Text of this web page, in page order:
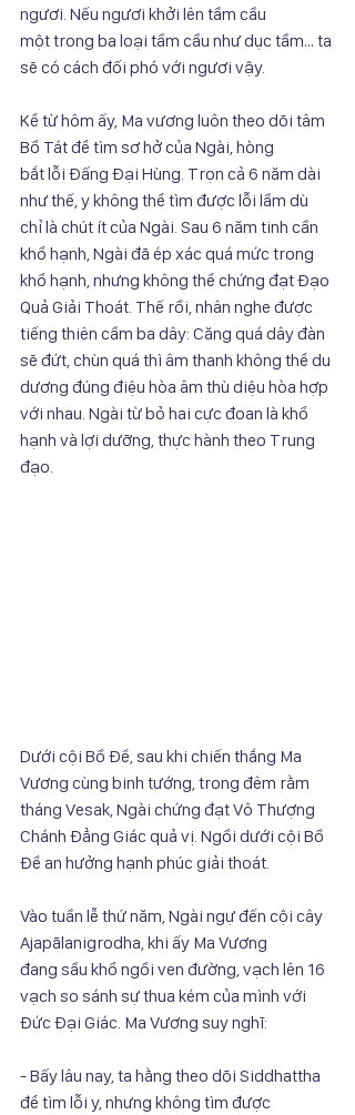
ngươi. Nếu ngươi khởi lên tầm cầu
một trong ba loại tầm cầu như dục tầm… ta
sẽ có cách đối phó với ngươi vậy.
Kể từ hôm ấy, Ma vương luôn theo dõi tâm
Bồ Tát để tìm sơ hở của Ngài, hòng
bắt lỗi Đấng Đại Hùng. Trọn cả 6 năm dài
như thế, y không thể tìm được lỗi lầm dù
chỉ là chút ít của Ngài. Sau 6 năm tinh cần
khổ hạnh, Ngài đã ép xác quá mức trong
khổ hạnh, nhưng không thể chứng đạt Đạo
Quả Giải Thoát. Thế rồi, nhân nghe được
tiếng thiên cầm ba dây: Căng quá dây đàn
sẽ đứt, chùn quá thì âm thanh không thể du
dương đúng điệu hòa âm thù diệu hòa hợp
với nhau. Ngài từ bỏ hai cực đoan là khổ
hạnh và lợi dưỡng, thực hành theo Trung
đạo.
Dưới cội Bồ Đề, sau khi chiến thắng Ma
Vương cùng binh tướng, trong đêm rằm
tháng Vesak, Ngài chứng đạt Vô Thượng
Chánh Đẳng Giác quả vị. Ngồi dưới cội Bồ
Đề an hưởng hạnh phúc giải thoát.
Vào tuần lễ thứ năm, Ngài ngự đến cội cây
Ajapālanigrodha, khi ấy Ma Vương
đang sầu khổ ngồi ven đường, vạch lên 16
vạch so sánh sự thua kém của mình với
Đức Đại Giác. Ma Vương suy nghĩ:
- Bấy lâu nay, ta hằng theo dõi Siddhattha
để tìm lỗi y, nhưng không tìm được